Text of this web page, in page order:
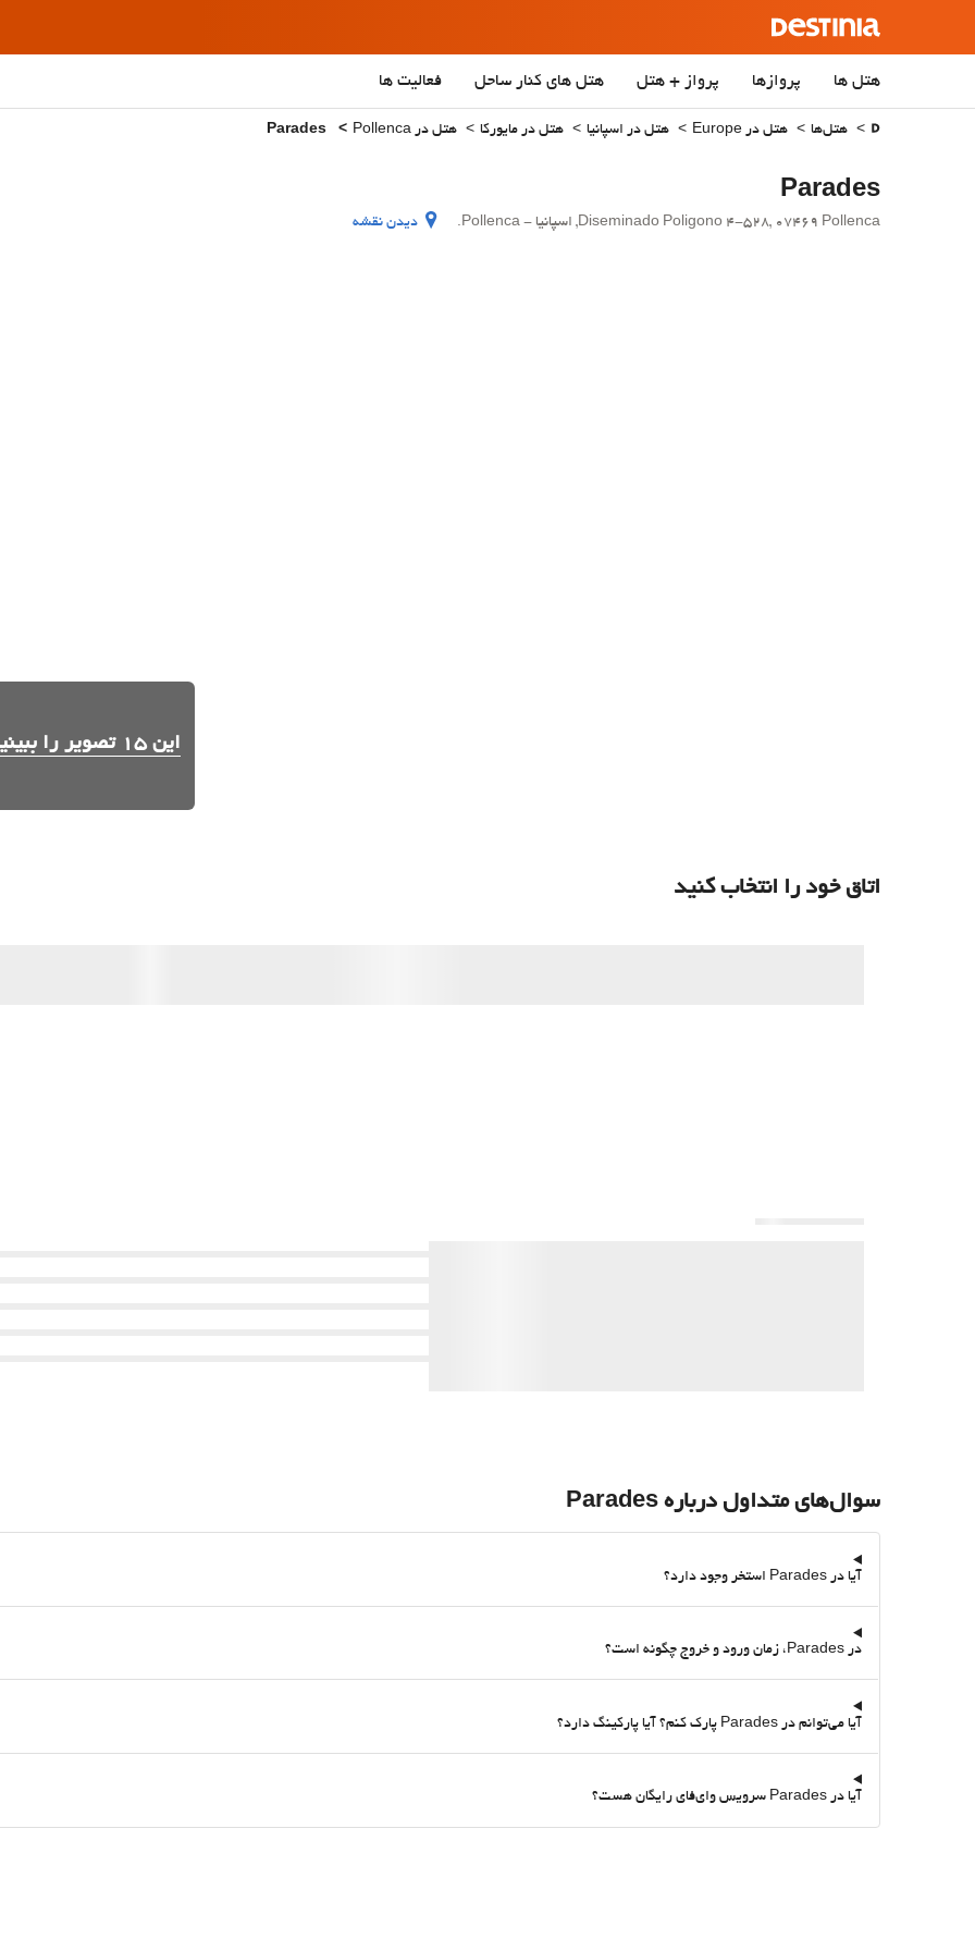
هتل ها پروازها پرواز + هتل هتل‌ های کنار ساحل فعالیت ها
هتل‌ها هتل در Europe هتل در اسپانیا هتل در مایورکا هتل در Pollenca
Parades
Diseminado Poligono 4-528, 07469 Pollenca, اسپانیا - Pollenca. دیدن نقشه
این 15 تصویر را ببینید.
اتاق خود را انتخاب کنید
سوال‌های متداول درباره Parades
آیا در Parades استخر وجود دارد؟
در Parades، زمان ورود و خروج چگونه است؟
آیا می‌توانم در Parades پارک کنم؟ آیا پارکینگ دارد؟
آیا در Parades سرویس وای‌فای رایگان هست؟